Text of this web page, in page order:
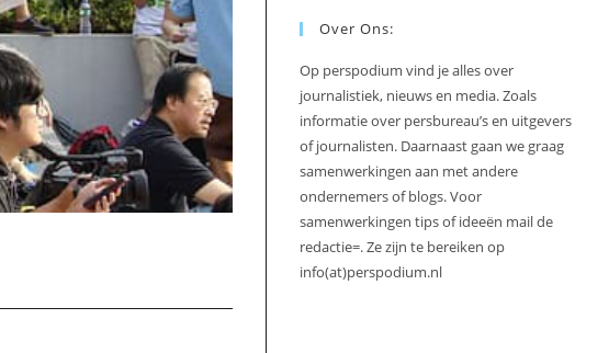
Over Ons:
Op perspodium vind je alles over
journalistiek, nieuws en media. Zoals
informatie over persbureau’s en uitgevers
of journalisten. Daarnaast gaan we graag
samenwerkingen aan met andere
ondernemers of blogs. Voor
samenwerkingen tips of ideeën mail de
redactie=. Ze zijn te bereiken op
info(at)perspodium.nl